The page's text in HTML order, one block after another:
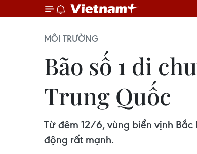
MÔI TRƯỜNG
Bão số 1 di
Trung Quốc
Từ đêm 12/6, vùng biển vịnh
động rất mạnh.